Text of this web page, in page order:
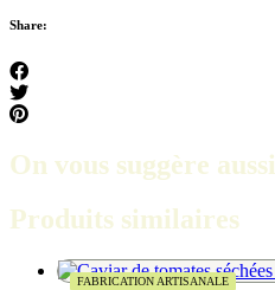
Share:
On vous suggère aussi
Produits similaires
FABRICATION ARTISANALE